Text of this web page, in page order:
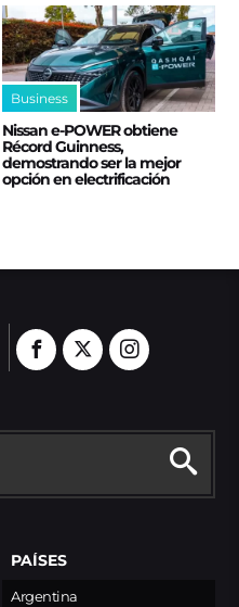
Business
Nissan e‑POWER obtiene
Récord Guinness,
demostrando ser la mejor
opción en electrificación
PAÍSES
Argentina